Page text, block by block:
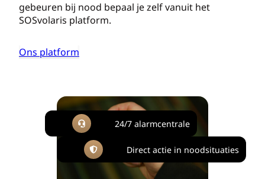
gebeuren bij nood bepaal je zelf vanuit het
SOSvolaris platform.
Ons platform
24/7 alarmcentrale
Direct actie in noodsituaties